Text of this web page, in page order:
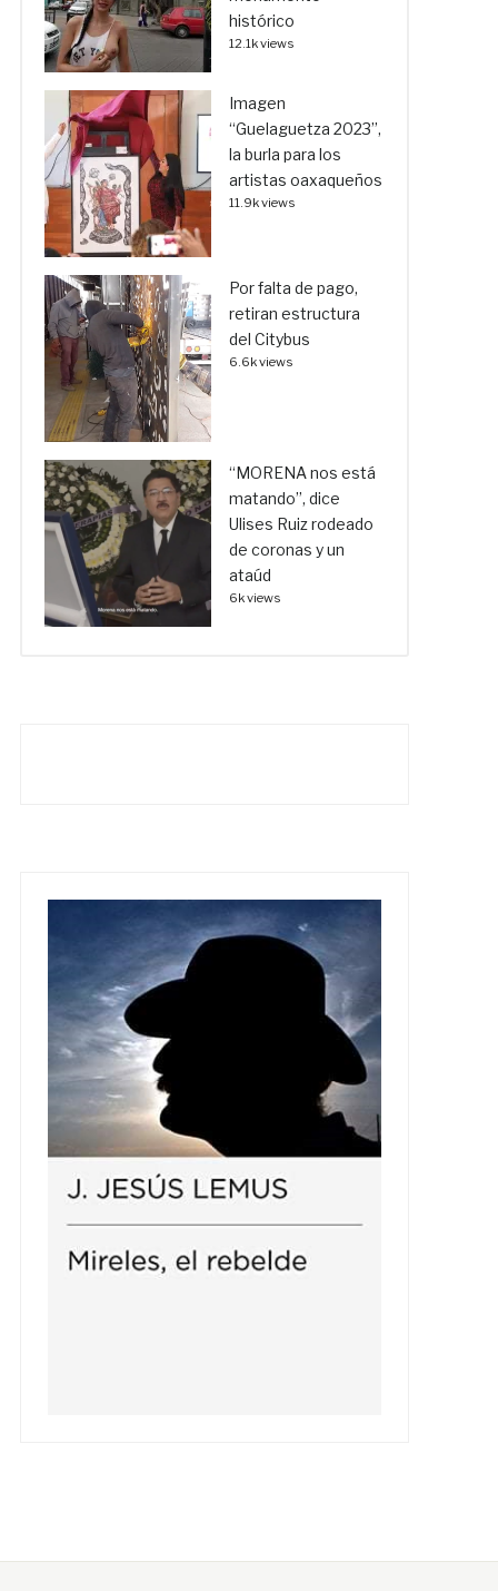
histórico
12.1k views
Imagen
“Guelaguetza 2023”,
la burla para los
artistas oaxaqueños
11.9k views
Por falta de pago,
retiran estructura
del Citybus
6.6k views
“MORENA nos está
matando”, dice
Ulises Ruiz rodeado
de coronas y un
ataúd
6k views